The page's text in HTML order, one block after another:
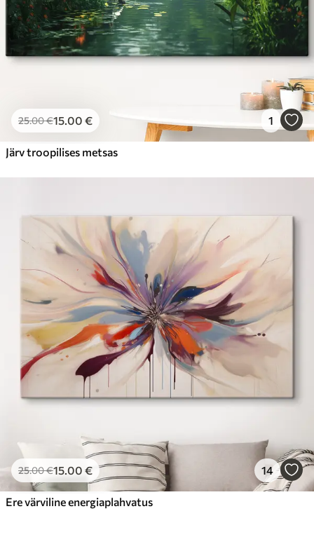
25.00€15.00 € 1
Järv troopilises metsas
25.00€15.00 € 14
Ere värviline energiaplahvatus